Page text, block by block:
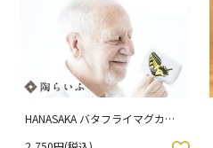
HANASAKA バタフライマグカッ